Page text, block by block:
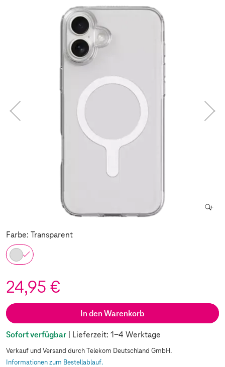
Farbe: Transparent
24,95 €
In den Warenkorb
Sofort verfügbar | Lieferzeit: 1-4 Werktage
Verkauf und Versand durch Telekom Deutschland GmbH.
Informationen zum Bestellablauf.